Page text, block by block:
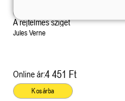
A rejtelmes sziget
Jules Verne
Online ár:4 451 Ft
Kosárba